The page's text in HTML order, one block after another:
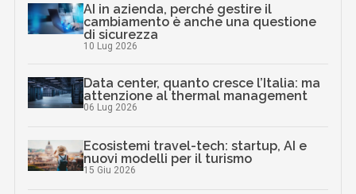
AI in azienda, perché gestire il
cambiamento è anche una questione
di sicurezza
10 Lug 2026
Data center, quanto cresce l’Italia: ma
attenzione al thermal management
06 Lug 2026
Ecosistemi travel-tech: startup, AI e
nuovi modelli per il turismo
15 Giu 2026